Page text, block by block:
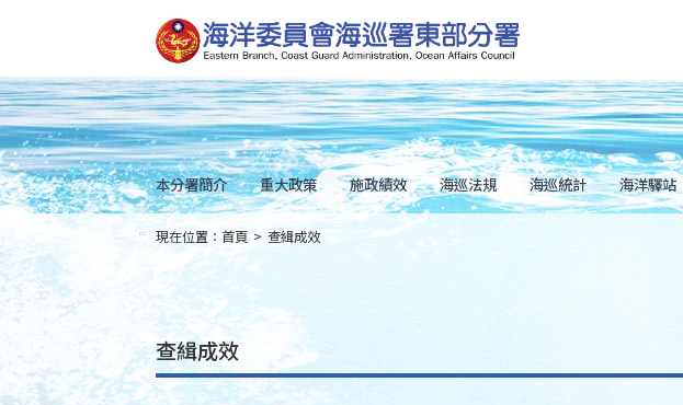
到
主
要
內
容
Skip
to
main
content
本分署簡介 重大政策 施政績效 海巡法規 海巡統計 海洋驛站
::: 現在位置： 首頁 > 查緝成效
查緝成效